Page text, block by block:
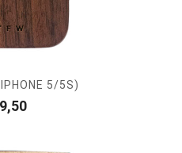
5/5S)